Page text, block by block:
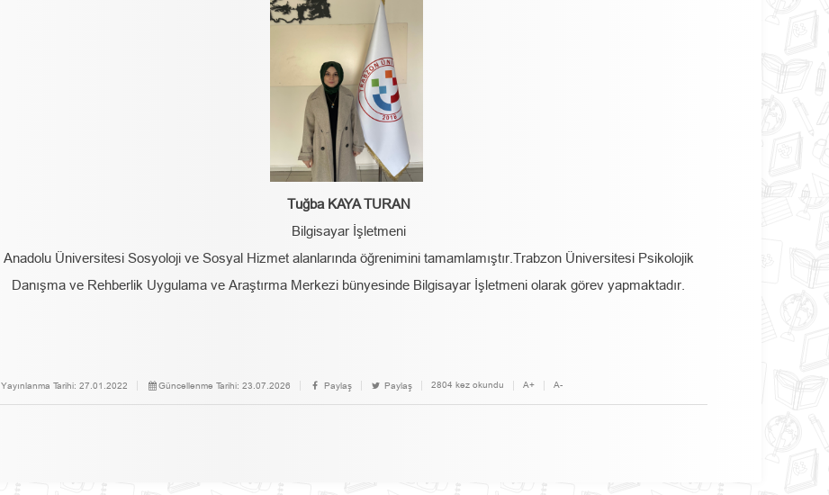
Tuğba KAYA TURAN
Bilgisayar İşletmeni
Anadolu Üniversitesi Sosyoloji ve Sosyal Hizmet alanlarında öğrenimini tamamlamıştır.Trabzon Üniversitesi Psikolojik
Danışma ve Rehberlik Uygulama ve Araştırma Merkezi bünyesinde Bilgisayar İşletmeni olarak görev yapmaktadır.
Yayınlanma Tarihi: 27.01.2022 Güncellenme Tarihi: 23.07.2026 Paylaş Paylaş 2804 kez okundu A+ A-